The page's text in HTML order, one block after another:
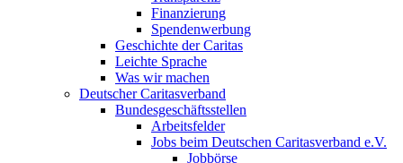
Finanzierung
Spendenwerbung
Geschichte der Caritas
Leichte Sprache
Was wir machen
Deutscher Caritasverband
Bundesgeschäftsstellen
Arbeitsfelder
Jobs beim Deutschen Caritasverband e.V.
Jobbörse